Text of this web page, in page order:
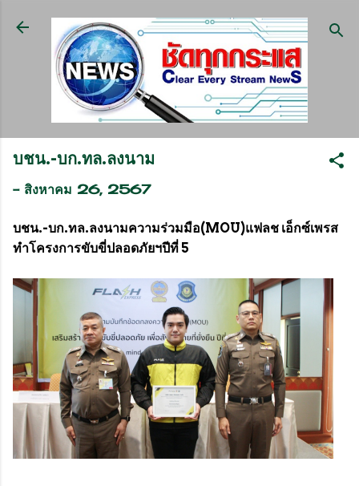
ข้ามไปที่เนื้อหาหลัก
บชน.-บก.ทล.ลงนาม
- สิงหาคม 26, 2567
บชน.-บก.ทล.ลงนามความร่วมมือ(MOU)แฟลช เอ็กซ์เพรส
ทำโครงการขับขี่ปลอดภัยฯปีที่ 5